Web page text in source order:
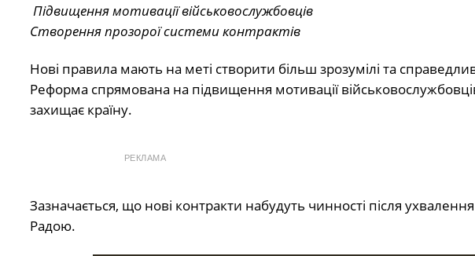
Підвищення мотивації військовослужбовців
Створення прозорої системи контрактів
Нові правила мають на меті створити більш зрозумілі та
Реформа спрямована на підвищення мотивації
захищає країну.
РЕКЛАМА
Зазначається, що нові контракти набудуть чинності після
Радою.